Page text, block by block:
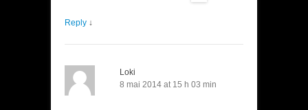
Reply ↓
Loki
8 mai 2014 at 15 h 03 min